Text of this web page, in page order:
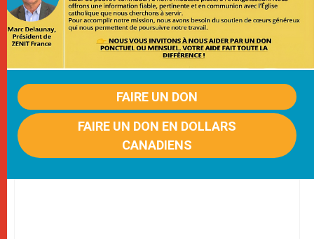
FAIRE UN DON
FAIRE UN DON EN DOLLARS
CANADIENS